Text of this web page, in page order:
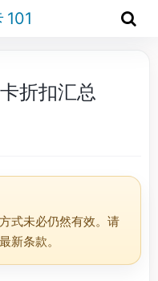
101
折扣汇总
式未必仍然有效。请
新条款。